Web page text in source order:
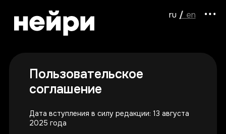
Пользовательское
соглашение
Дата вступления в силу редакции: 13 августа
2025 года